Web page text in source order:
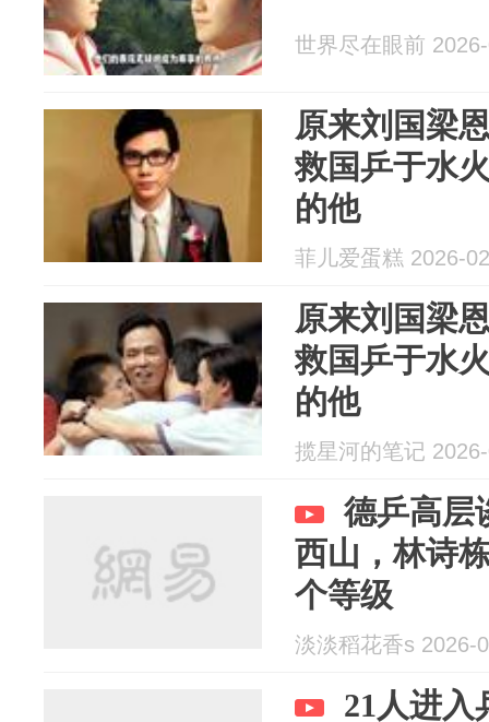
世界尽在眼前
原来刘国梁
救国乒于水
的他
菲儿爱蛋糕 2026-
原来刘国梁
救国乒于水
的他
揽星河的笔记
德乒高层
西山，林诗
个等级
淡淡稻花香s 2026-
21人进入